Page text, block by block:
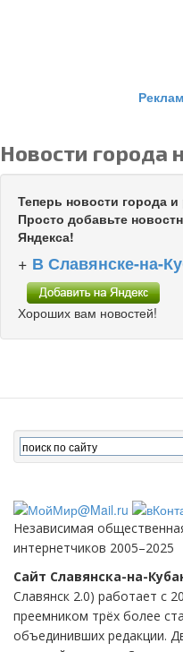
Новости города
Теперь новости города
Просто добавьте
Яндекса!
+ В Славянске-на-
Хороших вам новостей!
Независимая
интернетчиков 2005–2025
Сайт Славянска-на-
Славянск 2.0) работает с
преемником трёх более
объединивших редакции.